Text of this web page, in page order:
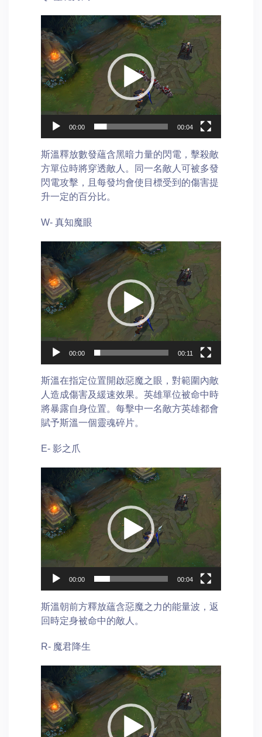
Player
00:00 00:04
斯溫釋放數發蘊含黑暗力量的閃電，擊殺敵
方單位時將穿透敵人。同一名敵人可被多發
閃電攻擊，且每發均會使目標受到的傷害提
升一定的百分比。
W- 真知魔眼
Player
00:00 00:11
斯溫在指定位置開啟惡魔之眼，對範圍內敵
人造成傷害及緩速效果。英雄單位被命中時
將暴露自身位置。每擊中一名敵方英雄都會
賦予斯溫一個靈魂碎片。
E- 影之爪
Player
00:00 00:04
斯溫朝前方釋放蘊含惡魔之力的能量波，返
回時定身被命中的敵人。
R- 魔君降生
Player